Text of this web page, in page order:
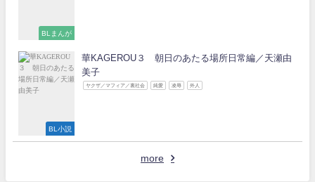
BLまんが
BL小説
華KAGEROU３ 朝日のあたる場所日常編／天瀬由
美子
ヤクザ／マフィア／裏社会 純愛 凌辱 外人
more